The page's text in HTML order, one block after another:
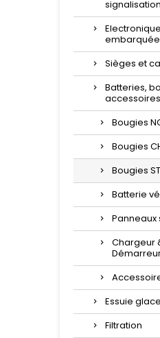
signalisation
Electronique
embarquée
Sièges et
Batteries,
accessoires
Bougies
Bougies
Bougies
Batterie
Panneaux
Chargeur
Essuie
Filtration